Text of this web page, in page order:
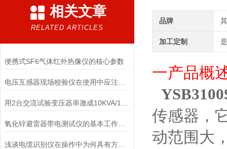
相关文章
RELATED ARTICLES
便携式SF6气体红外热像仪的核心参数
氧化锌避雷器带电测试仪的基本工作原理讲解
浅谈电缆识别仪在操作中为何具有方向性？
品牌
加工定制
一产品概
YSB3100
传感器，
动范围大